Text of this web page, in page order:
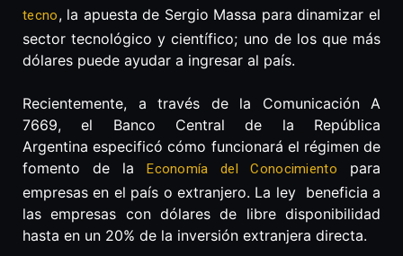
tecno, la apuesta de Sergio Massa para dinamizar el
sector tecnológico y científico; uno de los que más
dólares puede ayudar a ingresar al país.
Recientemente, a través de la Comunicación A
7669, el Banco Central de la República
Argentina especificó cómo funcionará el régimen de
fomento de laEconomía del Conocimiento
para
empresas en el país o extranjero. La ley beneficia a
las empresas con dólares de libre disponibilidad
hasta en un 20% de la inversión extranjera directa.